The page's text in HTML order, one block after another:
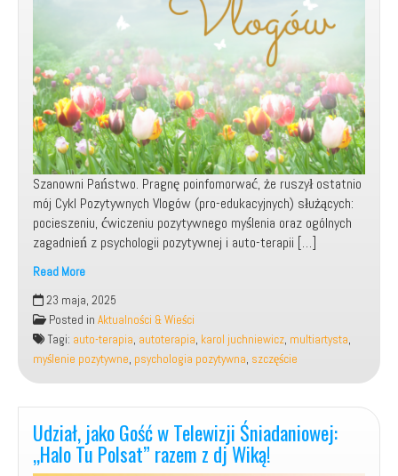
Szanowni Państwo. Pragnę poinfomorwać, że ruszył ostatnio
mój Cykl Pozytywnych Vlogów (pro-edukacyjnych) służących:
pocieszeniu, ćwiczeniu pozytywnego myślenia oraz ogólnych
zagadnień z psychologii pozytywnej i auto-terapii […]
Read More
Rusza
mój
Cykl
Pozytywnych
Vlogów
|
Auto-
Terapia
MyśleniePozytywne
23 maja, 2025
Posted in Aktualności & Wieści
Tagi: auto-terapia, autoterapia, karol juchniewicz, multiartysta,
myślenie pozytywne, psychologia pozytywna, szczęście
Udział, jako Gość w Telewizji Śniadaniowej:
„Halo Tu Polsat” razem z dj Wiką!